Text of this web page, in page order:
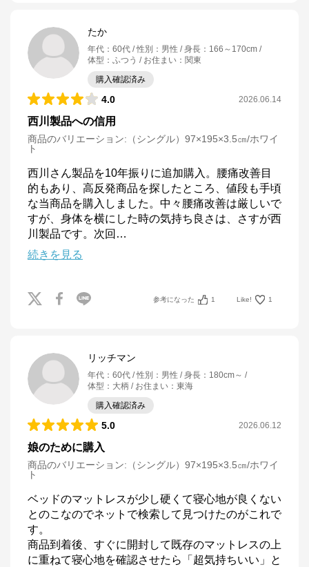
たか
年代 ： 60代 性別 ： 男性 身長 ： 166～170cm
体型 ： ふつう お住まい ： 関東
購入確認済み
4.0 2026.06.14
西川製品への信用
商品のバリエーション: （シングル）97×195×3.5㎝/ホワイ
ト
西川さん製品を10年振りに追加購入。腰痛改善目
的もあり、高反発商品を探したところ、値段も手頃
な当商品を購入しました。中々腰痛改善は厳しいで
すが、身体を横にした時の気持ち良さは、さすが西
川製品です。次回 …
続きを見る
参考になった 1 Like! 1
リッチマン
年代 ： 60代 性別 ： 男性 身長 ： 180cm～
体型 ： 大柄 お住まい ： 東海
購入確認済み
5.0 2026.06.12
娘のために購入
商品のバリエーション: （シングル）97×195×3.5㎝/ホワイ
ト
ベッドのマットレスが少し硬くて寝心地が良くない
とのこなのでネットで検索して見つけたのがこれで
す。
商品到着後、すぐに開封して既存のマットレスの上
に重ねて寝心地を確認させたら「超気持ちいい」と